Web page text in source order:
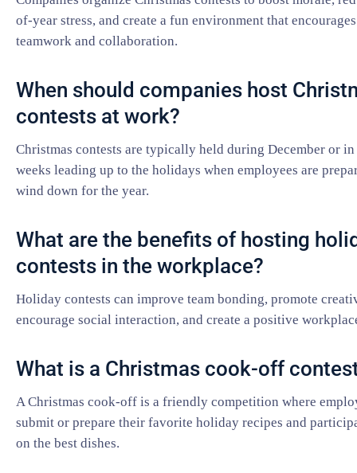
of-year stress, and create a fun environment that encourages
teamwork and collaboration.
When should companies host
contests at work?
Christmas contests are typically held during December or in
weeks leading up to the holidays when employees are
wind down for the year.
What are the benefits of hosting
contests in the workplace?
Holiday contests can improve team bonding, promote
encourage social interaction, and create a positive
What is a Christmas cook-off
A Christmas cook-off is a friendly competition where
submit or prepare their favorite holiday recipes and
on the best dishes.